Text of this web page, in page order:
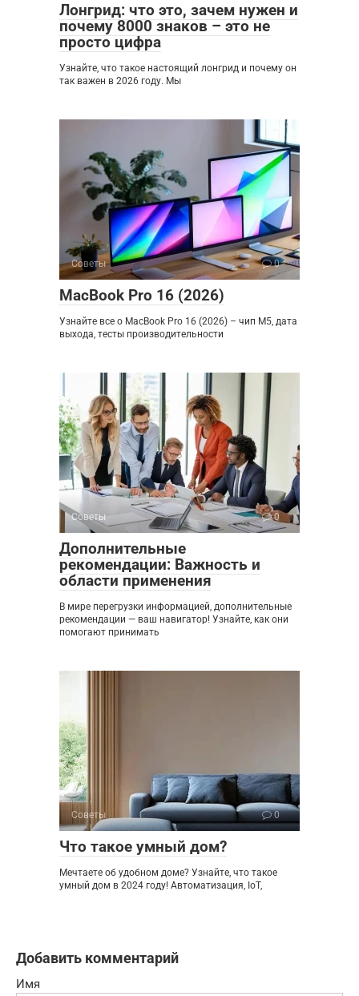
Лонгрид: что это, зачем нужен и
почему 8000 знаков – это не
просто цифра
Узнайте, что такое настоящий лонгрид и почему он
так важен в 2026 году. Мы
Советы 0
MacBook Pro 16 (2026)
Узнайте все о MacBook Pro 16 (2026) – чип M5, дата
выхода, тесты производительности
Советы 0
Дополнительные
рекомендации: Важность и
области применения
В мире перегрузки информацией, дополнительные
рекомендации — ваш навигатор! Узнайте, как они
помогают принимать
Советы 0
Что такое умный дом?
Мечтаете об удобном доме? Узнайте, что такое
умный дом в 2024 году! Автоматизация, IoT,
Добавить комментарий
Имя